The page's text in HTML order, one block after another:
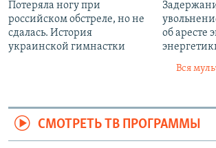
Потеряла ногу при
российском обстреле, но не
сдалась. История
украинской гимнастки
об аресте
Вся
СМОТРЕТЬ ТВ ПРОГРАММЫ